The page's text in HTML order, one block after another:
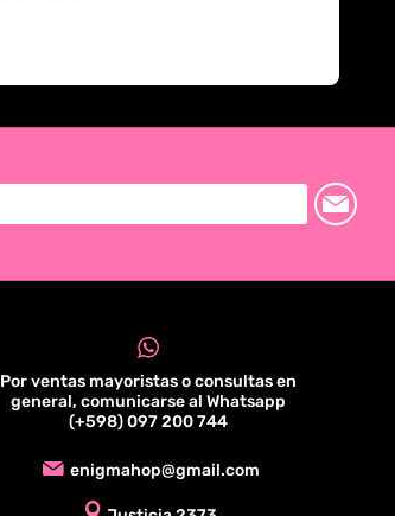
Por ventas mayoristas o consultas en
general, comunicarse al Whatsapp
(+598) 097 200 744
enigmahop@gmail.com